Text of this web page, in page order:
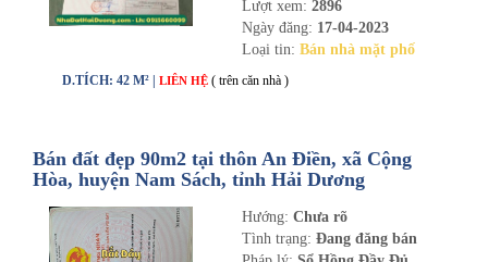
Lượt xem: 2896
Ngày đăng: 17-04-2023
Loại tin: Bán nhà mặt phố
D.TÍCH: 42 M² | LIÊN HỆ ( trên căn nhà )
Bán đất đẹp 90m2 tại thôn An Điền, xã Cộng
Hòa, huyện Nam Sách, tỉnh Hải Dương
Hướng: Chưa rõ
Tình trạng: Đang đăng bán